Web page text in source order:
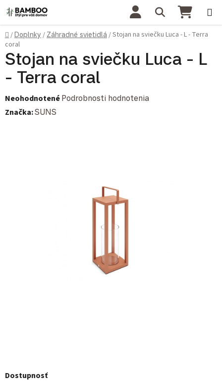
Prejsť na obsah Hľadať
Domov
/Doplnky / Záhradné svietidlá /Stojan na sviečku Luca - L - Terra
coral
Dostupnosť
Stojan na sviečku Luca - L
- Terra coral
Priemerné hodnotenie produktu je 0,0 z 5 hviezdičiek.
Neohodnotené Podrobnosti hodnotenia
Značka:SUNS